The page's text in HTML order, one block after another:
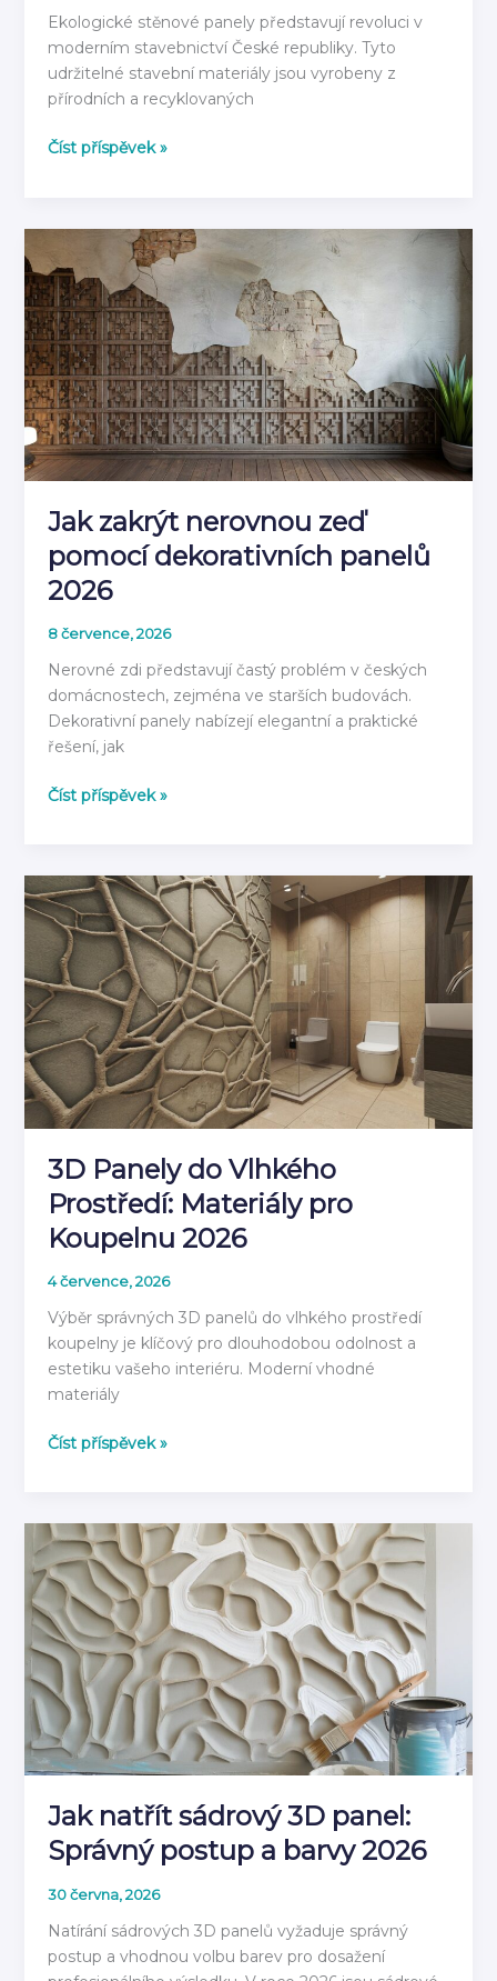
Ekologické stěnové panely představují revoluci v
moderním stavebnictví České republiky. Tyto
udržitelné stavební materiály jsou vyrobeny z
přírodních a recyklovaných
Ekologické
jsou
vyrobeny
v
roce
2026
Číst příspěvek »
Jak zakrýt nerovnou zeď
pomocí dekorativních panelů
2026
8 července, 2026
Nerovné zdi představují častý problém v českých
domácnostech, zejména ve starších budovách.
Dekorativní panely nabízejí elegantní a praktické
řešení, jak
Jak
zeď
pomocí
dekorativních
panelů
2026
Číst příspěvek »
3D Panely do Vlhkého
Prostředí: Materiály pro
Koupelnu 2026
4 července, 2026
Výběr správných 3D panelů do vlhkého prostředí
koupelny je klíčový pro dlouhodobou odolnost a
estetiku vašeho interiéru. Moderní vhodné
materiály
3D
Vlhkého
Prostředí:
Materiály
pro
Koupelnu
2026
Číst příspěvek »
Jak natřít sádrový 3D panel:
Správný postup a barvy 2026
30 června, 2026
Natírání sádrových 3D panelů vyžaduje správný
postup a vhodnou volbu barev pro dosažení